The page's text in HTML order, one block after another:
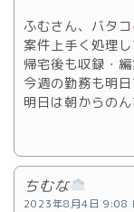
ふむさん、バタコ
案件上手く処理し
帰宅後も収録・
今週の勤務も明
明日は朝からの
ちむな
2023年8月4日 9:08